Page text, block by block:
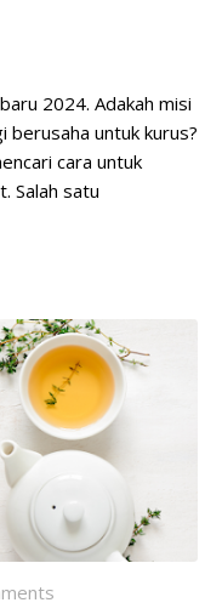
2024. Adakah misi
berusaha untuk kurus?
cara untuk
Salah satu